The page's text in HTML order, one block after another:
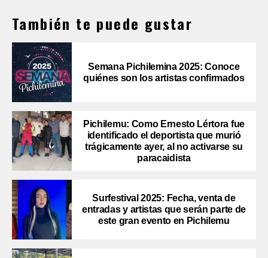
También te puede gustar
Semana Pichilemina 2025: Conoce
quiénes son los artistas confirmados
Pichilemu: Como Ernesto Lértora fue
identificado el deportista que murió
trágicamente ayer, al no activarse su
paracaidista
Surfestival 2025: Fecha, venta de
entradas y artistas que serán parte de
este gran evento en Pichilemu